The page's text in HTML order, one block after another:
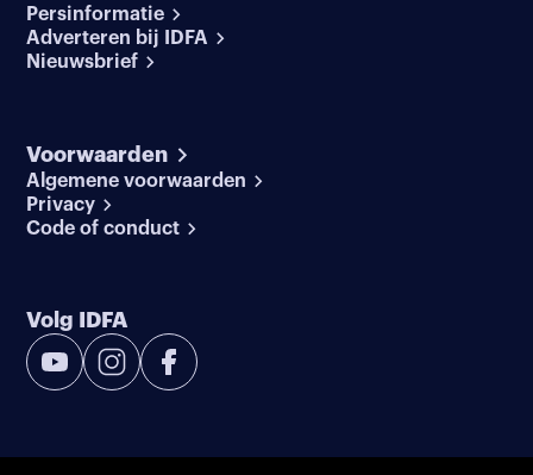
Persinformatie
Adverteren bij IDFA
Nieuwsbrief
Voorwaarden
Algemene voorwaarden
Privacy
Code of conduct
Volg IDFA